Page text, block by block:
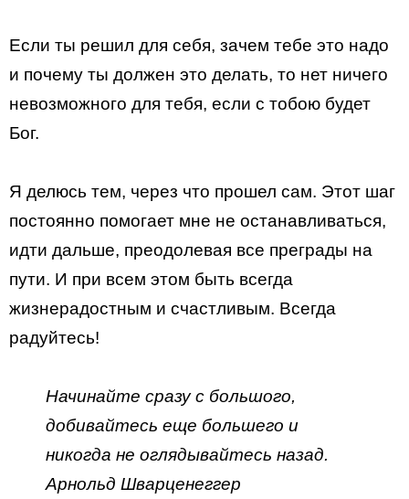
Если ты решил для себя, зачем тебе это надо
и почему ты должен это делать, то нет ничего
невозможного для тебя, если с тобою будет
Бог.
Я делюсь тем, через что прошел сам. Этот шаг
постоянно помогает мне не останавливаться,
идти дальше, преодолевая все преграды на
пути. И при всем этом быть всегда
жизнерадостным и счастливым. Всегда
радуйтесь!
Начинайте сразу с большого,
добивайтесь еще большего и
никогда не оглядывайтесь назад.
Арнольд Шварценеггер